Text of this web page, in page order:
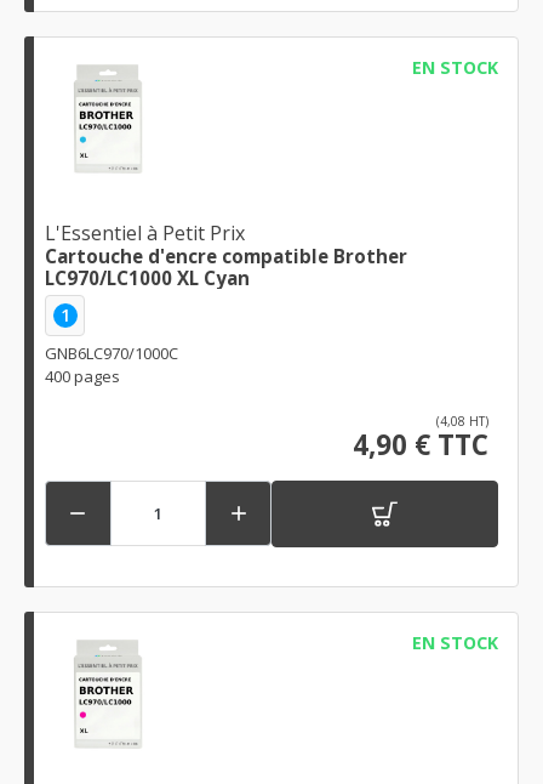
EN STOCK
L'Essentiel à Petit Prix
Cartouche d'encre compatible Brother
LC970/LC1000 XL Cyan
1
GNB6LC970/1000C
400 pages
(4,08 HT)
4,90 € TTC
 
EN STOCK